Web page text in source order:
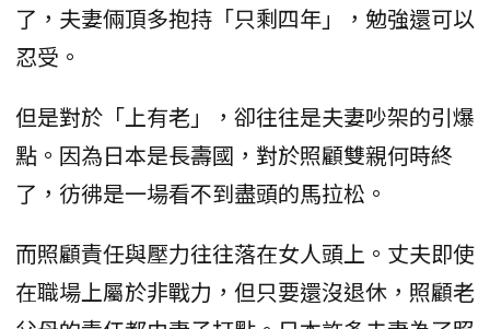
了，夫妻倆頂多抱持「只剩四年」，勉強還可以
忍受。
但是對於「上有老」，卻往往是夫妻吵架的引爆
點。因為日本是長壽國，對於照顧雙親何時終
了，彷彿是一場看不到盡頭的馬拉松。
而照顧責任與壓力往往落在女人頭上。丈夫即使
在職場上屬於非戰力，但只要還沒退休，照顧老